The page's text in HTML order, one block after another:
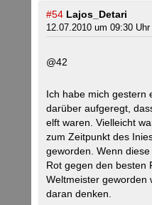
#54 Lajos_Detari
12.07.2010 um 09:30 Uhr
@42
Ich habe mich gestern
darüber aufgeregt,
elft waren. Vielleicht
zum Zeitpunkt des
geworden. Wenn
Rot gegen den besten
Weltmeister geworden
daran denken.